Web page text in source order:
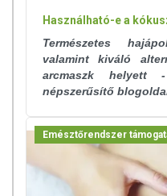
Használható-e a
Természetes
valamint kiváló
arcmaszk helyett
népszerűsítő
Emésztőrendszer